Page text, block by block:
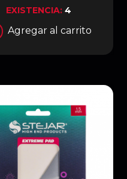
EXISTENCIA: 4
Agregar al carrito